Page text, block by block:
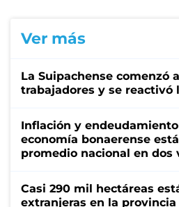
Ver más
La Suipachense comenzó
trabajadores y se reactivó
Inflación y
economía bonaerense
promedio nacional en dos
Casi 290 mil hectáreas
extranjeras en la provincia